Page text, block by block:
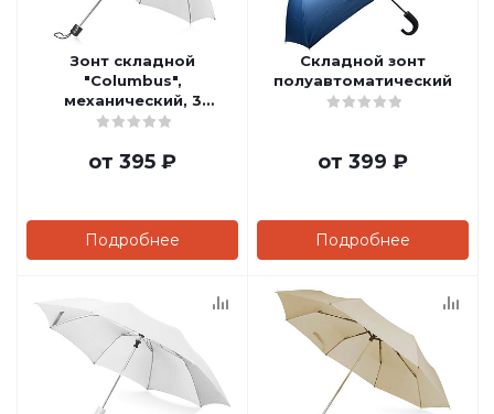
Зонт складной
"Columbus",
механический, 3
сложения, с чехлом
от 395 ₽
Подробнее
Складной зонт
полуавтоматический
от 399 ₽
Подробнее